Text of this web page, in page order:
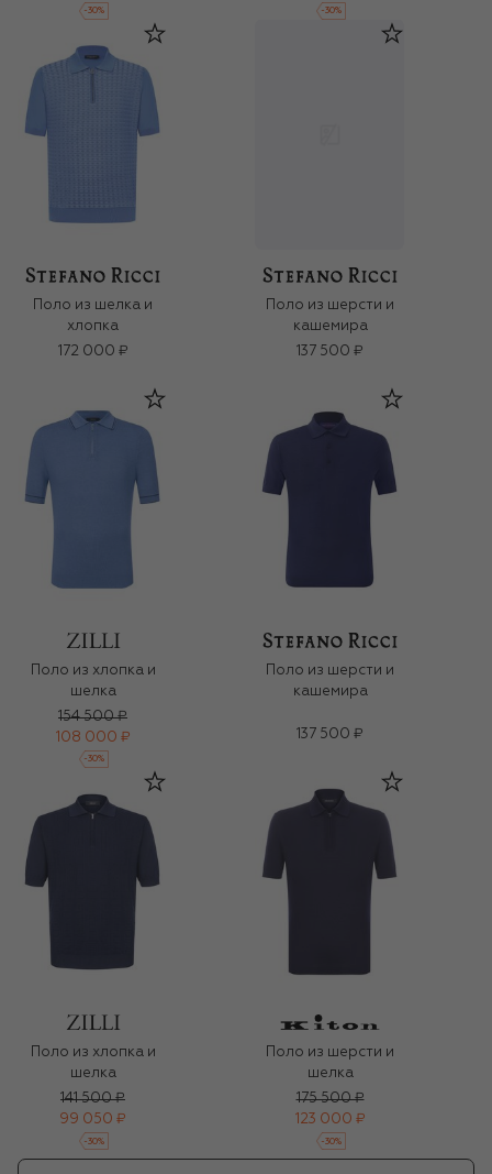
-30% -30%
Поло из шелка и
хлопка
172 000 ₽
Поло из шерсти и
кашемира
137 500 ₽
Поло из хлопка и
шелка
154 500 ₽
108 000 ₽
-30%
Поло из шерсти и
кашемира
137 500 ₽
Поло из хлопка и
шелка
141 500 ₽
99 050 ₽
-30%
Поло из шерсти и
шелка
175 500 ₽
123 000 ₽
-30%